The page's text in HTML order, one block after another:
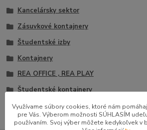
Kancelársky sektor
Zásuvkové kontajnery
Študentské izby
Kontajnery
REA OFFICE , REA PLAY
Študentské kontajnery
Využívame súbory cookies, ktoré nám
pre Vás. Výberom možnosti SÚHLASÍM
používaním. Svoj výber môžete kedykoľvek v